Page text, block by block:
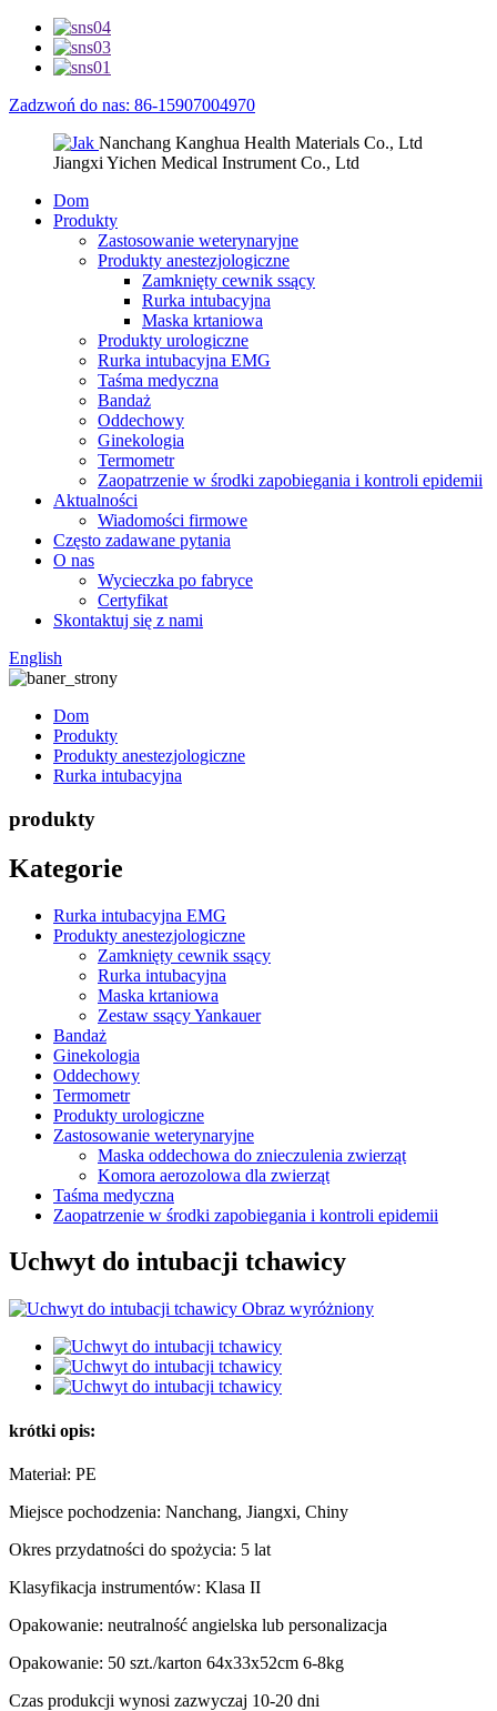
Zadzwoń do nas: 86-15907004970
Nanchang Kanghua Health Materials Co., Ltd
Jiangxi Yichen Medical Instrument Co., Ltd
Dom
Produkty
Zastosowanie weterynaryjne
Produkty anestezjologiczne
Zamknięty cewnik ssący
Rurka intubacyjna
Maska krtaniowa
Produkty urologiczne
Rurka intubacyjna EMG
Taśma medyczna
Bandaż
Oddechowy
Ginekologia
Termometr
Zaopatrzenie w środki zapobiegania i kontroli epidemii
Aktualności
Wiadomości firmowe
Często zadawane pytania
O nas
Wycieczka po fabryce
Certyfikat
Skontaktuj się z nami
English
Dom
Produkty
Produkty anestezjologiczne
Rurka intubacyjna
produkty
Kategorie
Rurka intubacyjna EMG
Produkty anestezjologiczne
Zamknięty cewnik ssący
Rurka intubacyjna
Maska krtaniowa
Zestaw ssący Yankauer
Bandaż
Ginekologia
Oddechowy
Termometr
Produkty urologiczne
Zastosowanie weterynaryjne
Maska oddechowa do znieczulenia zwierząt
Komora aerozolowa dla zwierząt
Taśma medyczna
Zaopatrzenie w środki zapobiegania i kontroli epidemii
Uchwyt do intubacji tchawicy
krótki opis:
Materiał: PE
Miejsce pochodzenia: Nanchang, Jiangxi, Chiny
Okres przydatności do spożycia: 5 lat
Klasyfikacja instrumentów: Klasa II
Opakowanie: neutralność angielska lub personalizacja
Opakowanie: 50 szt./karton 64x33x52cm 6-8kg
Czas produkcji wynosi zazwyczaj 10-20 dni